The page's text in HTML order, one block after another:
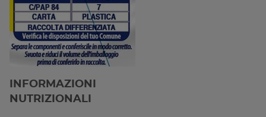
INFORMAZIONI
NUTRIZIONALI